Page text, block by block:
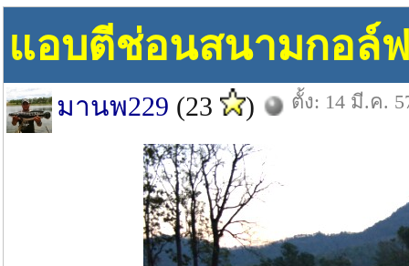
แอบตีช่อนสนามกอล์
มานพ229 (23 ) ตั้ง: 14 มี.ค.